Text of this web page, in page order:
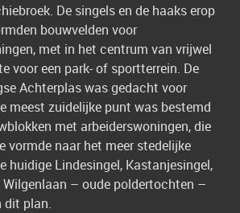
De singels en de haaks erop
bouwvelden voor
met in het centrum van vrijwel
voor een park- of sportterrein. De
Achterplas was gedacht voor
meest zuidelijke punt was bestemd
met arbeiderswoningen, die
vormde naar het meer stedelijke
huidige Lindesingel, Kastanjesingel,
– oude poldertochten –
dit plan.